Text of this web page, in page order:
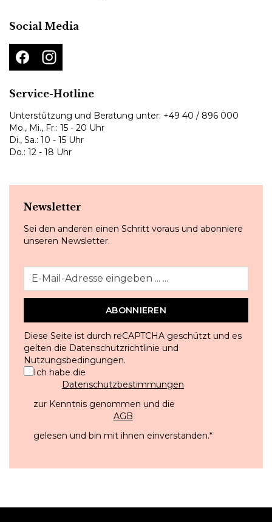
Social Media
Service-Hotline
Unterstützung und Beratung unter: +49 40 / 896 000
Mo., Mi., Fr.: 15 - 20 Uhr
Di., Sa.: 10 - 15 Uhr
Do.: 12 - 18 Uhr
Newsletter
Sei den anderen einen Schritt voraus und abonniere
unseren Newsletter.
ABONNIEREN
Diese Seite ist durch reCAPTCHA geschützt und es
gelten die Datenschutzrichtlinie und
Nutzungsbedingungen.
Ich habe die
Datenschutzbestimmungen
zur Kenntnis genommen und die
AGB
gelesen und bin mit ihnen einverstanden.*